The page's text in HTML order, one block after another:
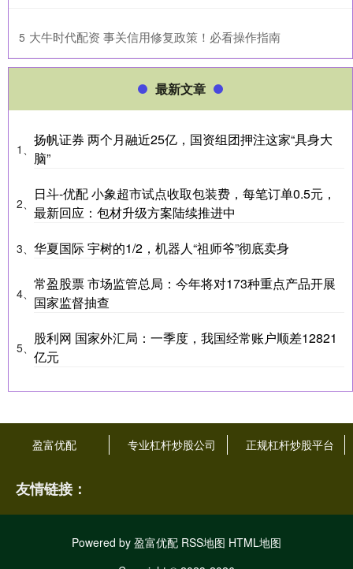
5 ​大牛时代配资 事关信用修复政策！必看操作指南
最新文章
1、
扬帆证券 两个月融近25亿，国资组团押注这家“具身大
脑”
2、
日斗-优配 小象超市试点收取包装费，每笔订单0.5元，
最新回应：包材升级方案陆续推进中
3、 华夏国际 宇树的1/2，机器人“祖师爷”彻底卖身
4、
常盈股票 市场监管总局：今年将对173种重点产品开展
国家监督抽查
5、
股利网 国家外汇局：一季度，我国经常账户顺差12821
亿元
盈富优配 专业杠杆炒股公司 正规杠杆炒股平台
友情链接：
Powered by 盈富优配 RSS地图 HTML地图